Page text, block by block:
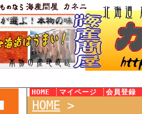
HOME マイページ 会員登録
HOME >